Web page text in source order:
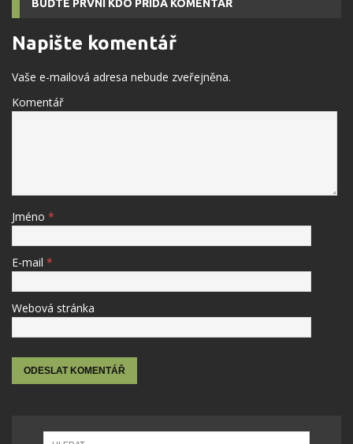
BUĎTE PRVNÍ KDO PŘIDÁ KOMENTÁŘ
Napište komentář
Vaše e-mailová adresa nebude zveřejněna.
Komentář
Jméno *
E-mail *
Webová stránka